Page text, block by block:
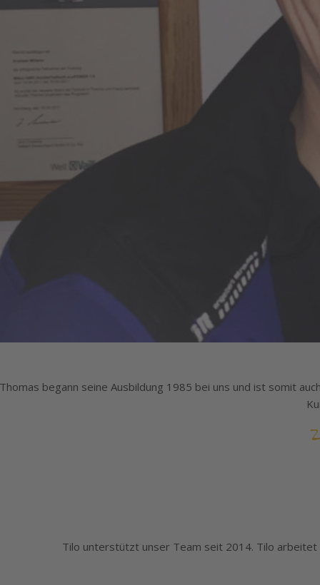
Thomas begann seine Ausbildung 1985 bei uns und ist somit
Tilo unterstützt unser Team seit 2014. Tilo arbeitet